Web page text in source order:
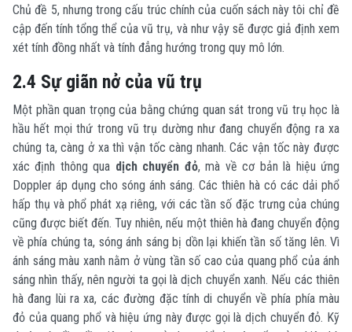
Chủ đề 5, nhưng trong cấu trúc chính của cuốn sách này tôi chỉ đề
cập đến tính tổng thể của vũ trụ, và như vậy sẽ được giả định xem
xét tính đồng nhất và tính đẳng hướng trong quy mô lớn.
2.4 Sự giãn nở của vũ trụ
Một phần quan trọng của bằng chứng quan sát trong vũ trụ học là
hầu hết mọi thứ trong vũ trụ dường như đang chuyển động ra xa
chúng ta, càng ở xa thì vận tốc càng nhanh. Các vận tốc này được
xác định thông qua dịch chuyển đỏ, mà về cơ bản là hiệu ứng
Doppler áp dụng cho sóng ánh sáng. Các thiên hà có các dải phổ
hấp thụ và phổ phát xạ riêng, với các tần số đặc trưng của chúng
cũng được biết đến. Tuy nhiên, nếu một thiên hà đang chuyển động
về phía chúng ta, sóng ánh sáng bị dồn lại khiến tần số tăng lên. Vì
ánh sáng màu xanh nằm ở vùng tần số cao của quang phổ của ánh
sáng nhìn thấy, nên người ta gọi là dịch chuyển xanh. Nếu các thiên
hà đang lùi ra xa, các đường đặc tính di chuyển về phía phía màu
đỏ của quang phổ và hiệu ứng này được gọi là dịch chuyển đỏ. Kỹ